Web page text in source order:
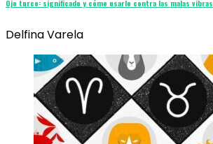
Ojo turco: significado y cómo usarlo contra las malas vibras
Delfina Varela